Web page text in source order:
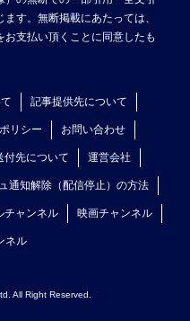
す。無断掲載にあたっては、
支払い頂くことに同意したも
記事提供先について
リシー お問い合わせ
付先について 運営会社
通知解除（配信停止）の方法
チャンネル 映画チャンネル
ネル
All Right Reserved.